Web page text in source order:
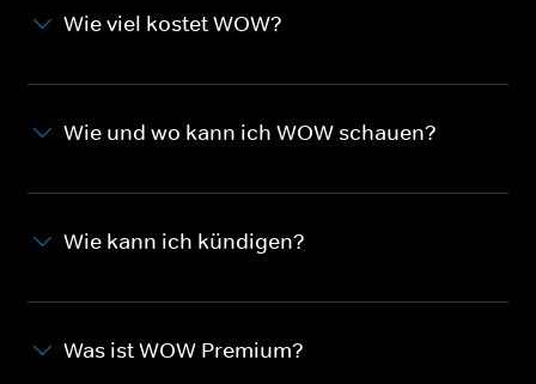
Wie viel kostet WOW?
Wie und wo kann ich WOW schauen?
Wie kann ich kündigen?
Was ist WOW Premium?